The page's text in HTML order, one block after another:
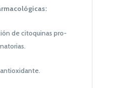
de citoquinas pro-